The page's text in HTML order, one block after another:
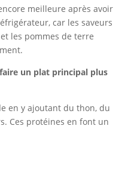
meilleure après avoir
car les saveurs
les pommes de terre
un plat principal plus
en y ajoutant du thon, du
Ces protéines en font un